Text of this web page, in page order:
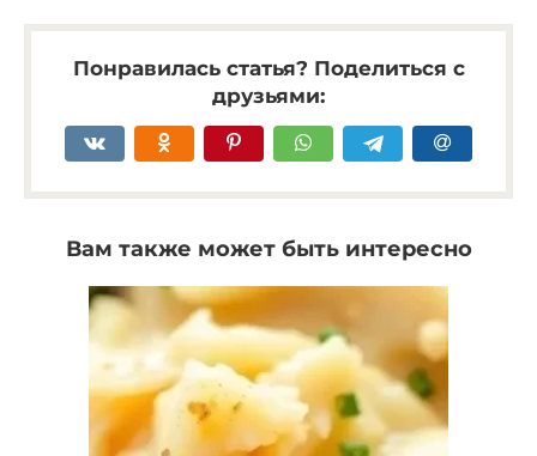
Понравилась статья? Поделиться с
друзьями:
Вам также может быть интересно